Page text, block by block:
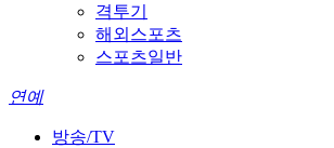
격투기
해외스포츠
스포츠일반
연예
방송/TV